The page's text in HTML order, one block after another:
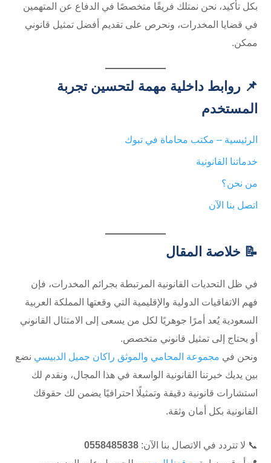
بكل تأكيد، نحن نمتلك فريقًا متخصصًا في الدفاع عن المتهمين
في قضايا المخدرات، ونحرص على تقديم أفضل تمثيل قانوني
ممكن.
📌 روابط داخلية مهمة لتحسين تجربة
المستخدم
الرئيسية – مكتب محاماة في تبوك
خدماتنا القانونية
من نحن؟
اتصل بنا الآن
📝 خلاصة المقال
في ظل التحديات القانونية المرتبطة بجرائم المخدرات، فإن
فهم الاتفاقيات الدولية والإقليمية التي وقعتها المملكة العربية
السعودية يُعد أمرًا جوهريًا لكل من يسعى إلى الامتثال القانوني
أو يحتاج إلى تمثيل قانوني متخصص.
ونحن في مجموعة المحامي والموثق راكان جميل الدبيسي نضع
بين يديك خبرتنا القانونية الواسعة في هذا المجال، ونقدم لك
استشارات قانونية دقيقة وتمثيلًا احترافيًا يضمن لك حقوقك
القانونية بكل أمان وثقة.
📞 لا تتردد في الاتصال بنا الآن:0558485838